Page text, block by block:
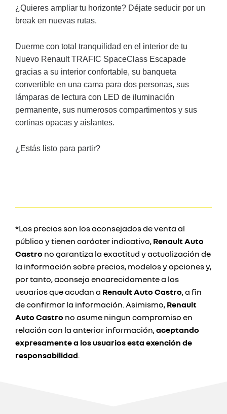
¿Quieres ampliar tu horizonte? Déjate seducir por un
break en nuevas rutas.
Duerme con total tranquilidad en el interior de tu
Nuevo Renault TRAFIC SpaceClass Escapade
gracias a su interior confortable, su banqueta
convertible en una cama para dos personas, sus
lámparas de lectura con LED de iluminación
permanente, sus numerosos compartimentos y sus
cortinas opacas y aislantes.
¿Estás listo para partir?
*Los precios son los aconsejados de venta al
público y tienen carácter indicativo, Renault Auto
Castro no garantiza la exactitud y actualización de
la información sobre precios, modelos y opciones y,
por tanto, aconseja encarecidamente a los
usuarios que acudan a Renault Auto Castro, a fin
de confirmar la información. Asimismo, Renault
Auto Castro no asume ningun compromiso en
relación con la anterior información,aceptando
expresamente a los usuarios esta exención de
responsabilidad.